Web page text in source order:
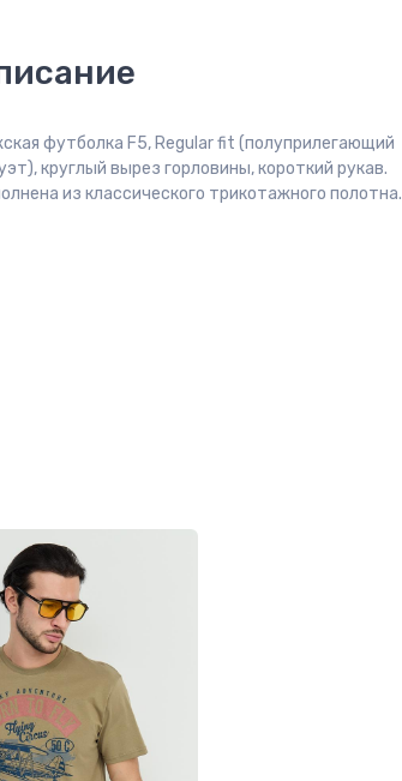
футболка F5, Regular fit (полуприлегающий
круглый вырез горловины, короткий рукав.
из классического трикотажного полотна.